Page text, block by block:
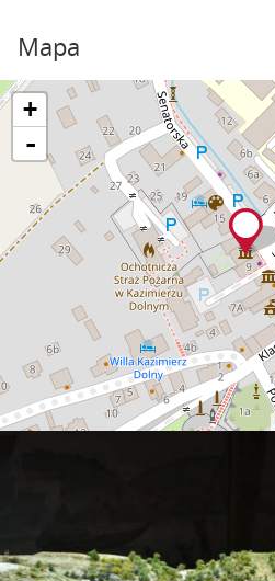
Mapa
+
-